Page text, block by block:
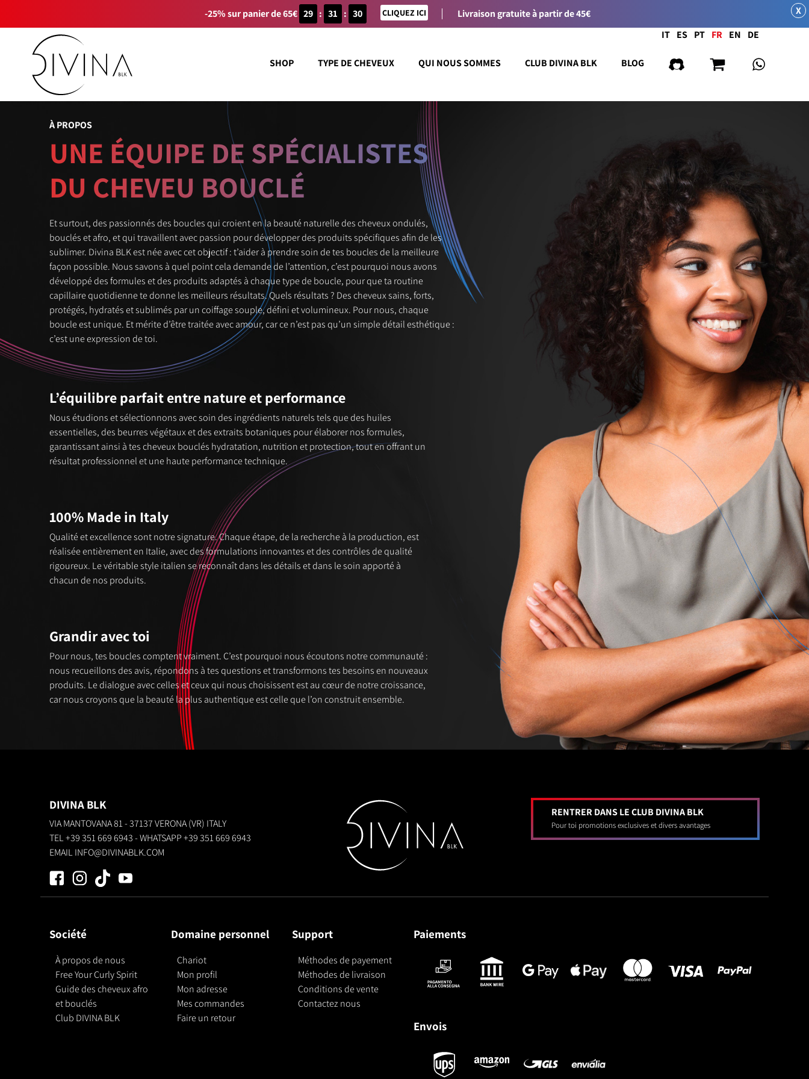
-25% sur panier de 65€ 29 : 31 : 30 CLIQUEZ ICI Livraison gratuite à partir de 45€ X
SHOP TYPE DE CHEVEUX QUI NOUS SOMMES CLUB DIVINA BLK BLOG
IT ES PT FR EN DE
À PROPOS
UNE ÉQUIPE DE SPÉCIALISTES
DU CHEVEU BOUCLÉ
Et surtout, des passionnés des boucles qui croient en la beauté naturelle des cheveux ondulés,
bouclés et afro, et qui travaillent avec passion pour développer des produits spécifiques afin de les
sublimer. Divina BLK est née avec cet objectif : t’aider à prendre soin de tes boucles de la meilleure
façon possible. Nous savons à quel point cela demande de l’attention, c’est pourquoi nous avons
développé des formules et des produits adaptés à chaque type de boucle, pour que ta routine
capillaire quotidienne te donne les meilleurs résultats. Quels résultats ? Des cheveux sains, forts,
protégés, hydratés et sublimés par un coiffage souple, défini et volumineux. Pour nous, chaque
boucle est unique. Et mérite d’être traitée avec amour, car ce n’est pas qu’un simple détail esthétique :
c’est une expression de toi.
L’équilibre parfait entre nature et performance
Nous étudions et sélectionnons avec soin des ingrédients naturels tels que des huiles
essentielles, des beurres végétaux et des extraits botaniques pour élaborer nos formules,
garantissant ainsi à tes cheveux bouclés hydratation, nutrition et protection, tout en offrant un
résultat professionnel et une haute performance technique.
100% Made in Italy
Qualité et excellence sont notre signature. Chaque étape, de la recherche à la production, est
réalisée entièrement en Italie, avec des formulations innovantes et des contrôles de qualité
rigoureux. Le véritable style italien se reconnaît dans les détails et dans le soin apporté à
chacun de nos produits.
Grandir avec toi
Pour nous, tes boucles comptent vraiment. C’est pourquoi nous écoutons notre communauté :
nous recueillons des avis, répondons à tes questions et transformons tes besoins en nouveaux
produits. Le dialogue avec celles et ceux qui nous choisissent est au cœur de notre croissance,
car nous croyons que la beauté la plus authentique est celle que l’on construit ensemble.
DIVINA BLK
VIA MANTOVANA 81 - 37137 VERONA (VR) ITALY
TEL+39 351 669 6943- WHATSAPP+39 351 669 6943
EMAILINFO@DIVINABLK.COM
RENTRER DANS LE CLUB DIVINA BLK
Pour toi promotions exclusives et divers avantages
Société
À propos de nous
Free Your Curly Spirit
Guide des cheveux afro
et bouclés
Club DIVINA BLK
Domaine personnel
Chariot
Mon profil
Mon adresse
Mes commandes
Faire un retour
Support
Méthodes de payement
Méthodes de livraison
Conditions de vente
Contactez nous
Paiements
Envois